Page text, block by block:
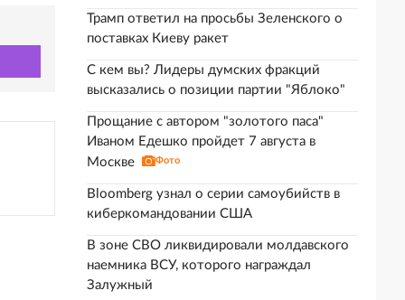
Трамп ответил на просьбы Зеленского о
поставках Киеву ракет
С кем вы? Лидеры думских фракций
высказались о позиции партии "Яблоко"
Прощание с автором "золотого паса"
Иваном Едешко пройдет 7 августа в
Москве
Фото
Bloomberg узнал о серии самоубийств в
киберкомандовании США
В зоне СВО ликвидировали молдавского
наемника ВСУ, которого награждал
Залужный